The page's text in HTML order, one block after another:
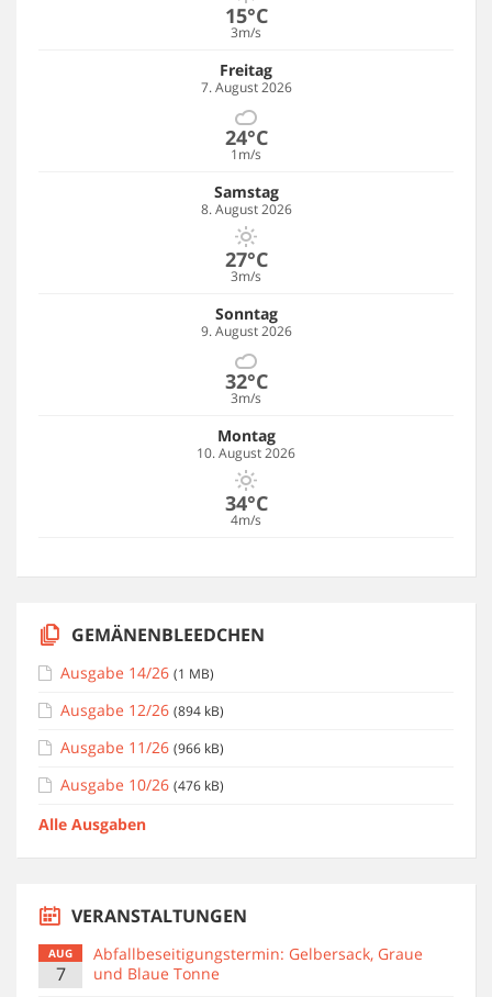
15°C
3m/s
Freitag
7. August 2026
24°C
1m/s
Samstag
8. August 2026
27°C
3m/s
Sonntag
9. August 2026
32°C
3m/s
Montag
10. August 2026
34°C
4m/s
GEMÄNENBLEEDCHEN
Ausgabe 14/26 (1 MB)
Ausgabe 12/26 (894 kB)
Ausgabe 11/26 (966 kB)
Ausgabe 10/26 (476 kB)
Alle Ausgaben
VERANSTALTUNGEN
AUG
7
Abfallbeseitigungstermin: Gelbersack, Graue
und Blaue Tonne